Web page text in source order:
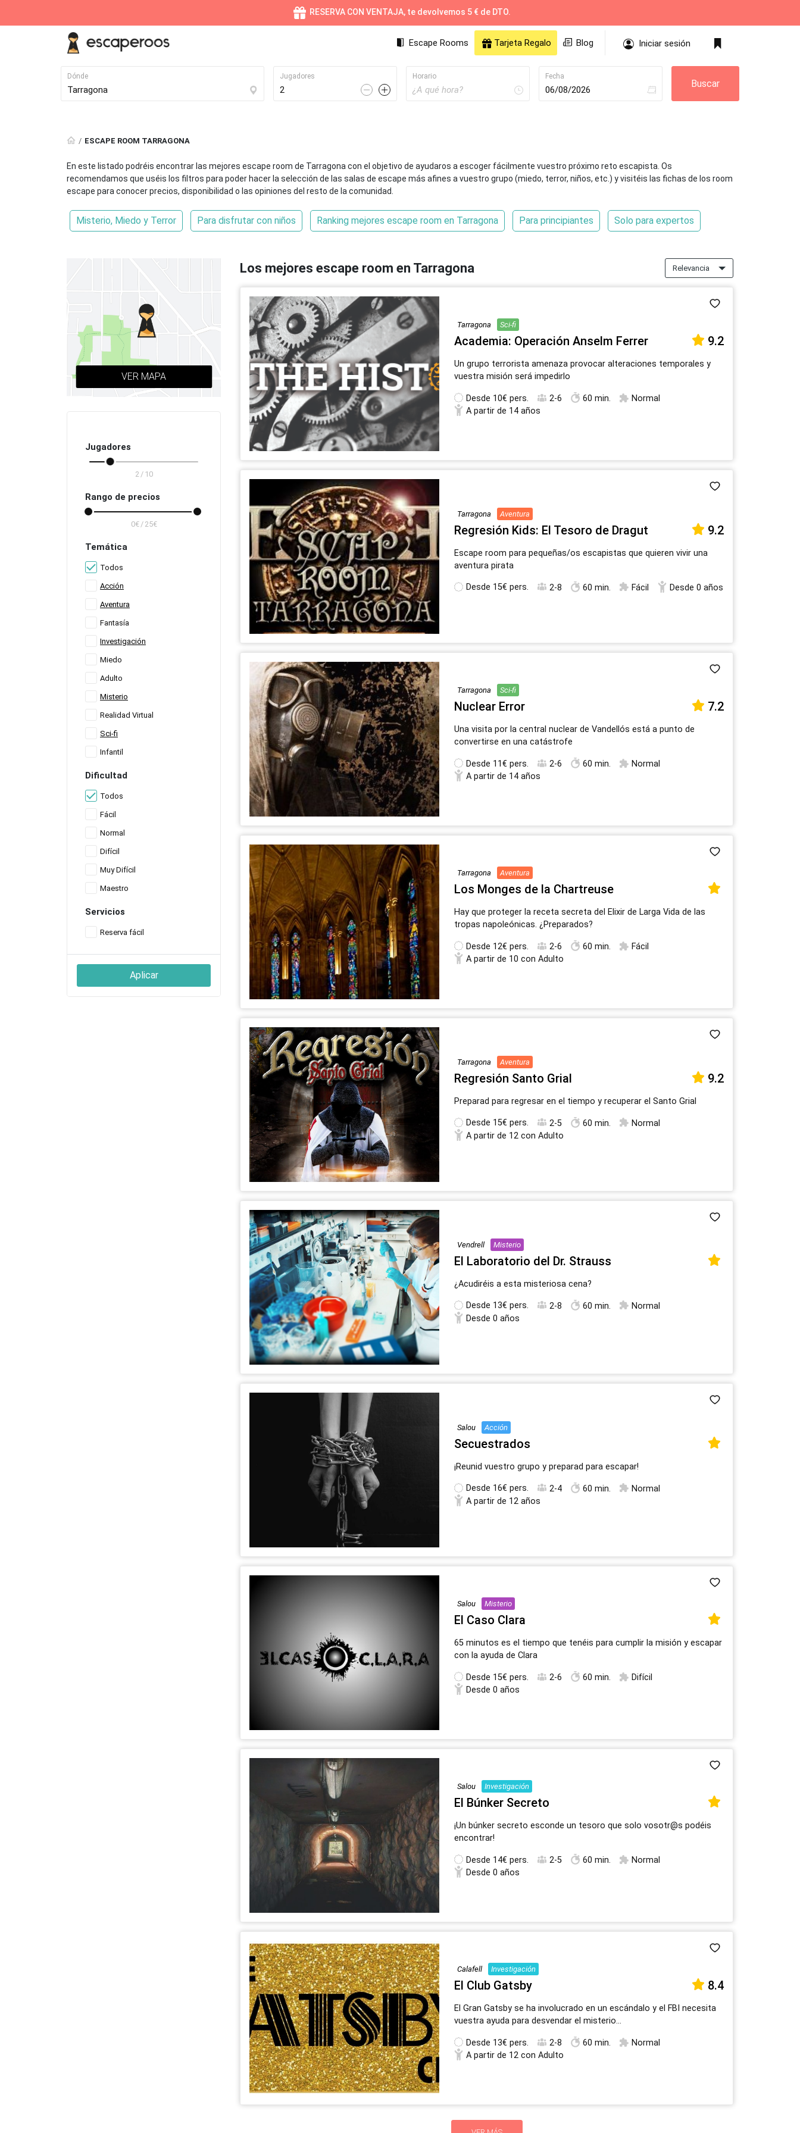
RESERVA CON VENTAJA, te devolvemos 5 € de DTO.
Escape Rooms Tarjeta Regalo Blog Iniciar sesión
Dónde
164 Escape Rooms 119 Escape Rooms 68 Escape Rooms 55 Escape Rooms 41 Escape Rooms 33 Escape Rooms
28 Escape Rooms 27 Escape Rooms 26 Escape Rooms 24 Escape Rooms 24 Escape Rooms 23 Escape Rooms
22 Escape Rooms 17 Escape Rooms 16 Escape Rooms
Todas las ciudades
Jugadores Horario Fecha
Lu Ma Mi Ju Vi Sa Do
3 4 5 6 7 8
21 22 23
30
Buscar
ESCAPE ROOM TARRAGONA
En este listado podréis encontrar las mejores escape room de Tarragona con el objetivo de ayudaros a escoger fácilmente vuestro próximo reto escapista. Os
recomendamos que uséis los filtros para poder hacer la selección de las salas de escape más afines a vuestro grupo (miedo, terror, niños, etc.) y visitéis las fichas de los room
escape para conocer precios, disponibilidad o las opiniones del resto de la comunidad.
Misterio, Miedo y Terror Para disfrutar con niños Ranking mejores escape room en Tarragona Para principiantes Solo para expertos
VER MAPA
Jugadores
/
Rango de precios
/
Temática
Todos
Acción
Aventura
Fantasía
Investigación
Miedo
Adulto
Misterio
Realidad Virtual
Sci-fi
Infantil
Dificultad
Todos
Fácil
Normal
Difícil
Muy Difícil
Maestro
Servicios
Reserva fácil
Aplicar
Los mejores escape room en Tarragona Relevancia
Tarragona Sci-fi
Academia: Operación Anselm Ferrer 9.2
Un grupo terrorista amenaza provocar alteraciones temporales y
vuestra misión será impedirlo
Desde 10€ pers. 2-6 60 min.
Normal
A partir de 14 años
Tarragona Aventura
Regresión Kids: El Tesoro de Dragut 9.2
Escape room para pequeñas/os escapistas que quieren vivir una
aventura pirata
Desde 15€ pers. 2-8 60 min. Fácil Desde 0 años
Tarragona Sci-fi
Nuclear Error 7.2
Una visita por la central nuclear de Vandellós está a punto de
convertirse en una catástrofe
Desde 11€ pers. 2-6 60 min.
Normal
A partir de 14 años
Tarragona Aventura
Los Monges de la Chartreuse
Hay que proteger la receta secreta del Elixir de Larga Vida de las
tropas napoleónicas. ¿Preparados?
Desde 12€ pers. 2-6 60 min.
Fácil
A partir de 10 con Adulto
Tarragona Aventura
Regresión Santo Grial 9.2
Preparad para regresar en el tiempo y recuperar el Santo Grial
Desde 15€ pers. 2-5 60 min.
Normal
A partir de 12 con Adulto
Vendrell Misterio
El Laboratorio del Dr. Strauss
¿Acudiréis a esta misteriosa cena?
Desde 13€ pers. 2-8 60 min.
Normal
Desde 0 años
Salou Acción
Secuestrados
¡Reunid vuestro grupo y preparad para escapar!
Desde 16€ pers. 2-4 60 min.
Normal
A partir de 12 años
Salou Misterio
El Caso Clara
65 minutos es el tiempo que tenéis para cumplir la misión y escapar
con la ayuda de Clara
Desde 15€ pers. 2-6 60 min.
Difícil
Desde 0 años
Salou Investigación
El Búnker Secreto
¡Un búnker secreto esconde un tesoro que solo vosotr@s podéis
encontrar!
Desde 14€ pers. 2-5 60 min.
Normal
Desde 0 años
Calafell Investigación
El Club Gatsby 8.4
El Gran Gatsby se ha involucrado en un escándalo y el FBI necesita
vuestra ayuda para desvendar el misterio...
Desde 13€ pers. 2-8 60 min.
Normal
A partir de 12 con Adulto